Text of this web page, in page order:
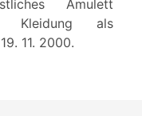
Amulett
Kleidung als
11. 2000.